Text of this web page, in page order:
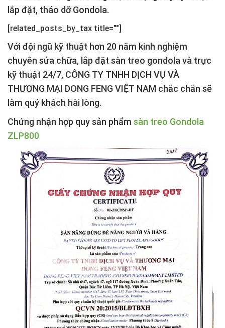
lắp đặt, tháo dỡ Gondola.
[related_posts_by_tax title=""]
Với đội ngũ kỹ thuật hơn 20 năm kinh nghiệm
chuyên sửa chữa, lắp đặt sàn treo gondola và trực
kỹ thuật 24/7, CÔNG TY TNHH DỊCH VỤ VÀ
THƯƠNG MẠI DONG FENG VIỆT NAM chắc chắn sẽ
làm quý khách hài lòng.
Chứng nhận hợp quy sản phẩm sàn treo Gondola
ZLP800